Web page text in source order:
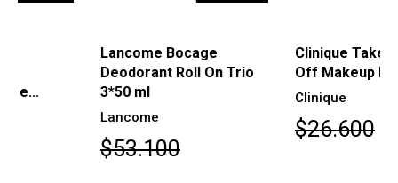
Lancome Bocage
Deodorant Roll On Trio
3*50 ml
Clinique Take The Day
Off Makeup Remover